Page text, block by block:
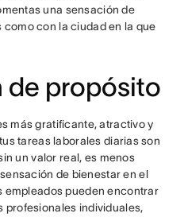
una sensación de
con la ciudad en la que
de propósito
más gratificante, atractivo y
tareas laborales diarias son
un valor real, es menos
de bienestar en el
empleados pueden encontrar
profesionales individuales,